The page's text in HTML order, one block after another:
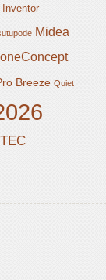
Inventor
Midea
oneConcept
Breeze Quiet